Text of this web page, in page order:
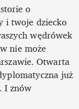
o
i twoje dziecko
wędrówek
nie może
Otwarta
już
I znów